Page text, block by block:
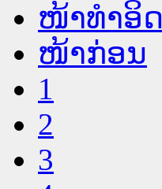
ໜ້າທໍາອິດ
ໜ້າກ່ອນ
1
2
3